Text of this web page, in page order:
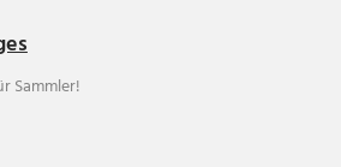
Sammler!